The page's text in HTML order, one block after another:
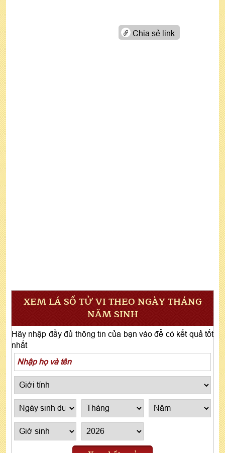
Chia sẻ link
XEM LÁ SỐ TỬ VI THEO NGÀY THÁNG
NĂM SINH
Hãy nhập đầy đủ thông tin của bạn vào để có kết quả tốt
nhất